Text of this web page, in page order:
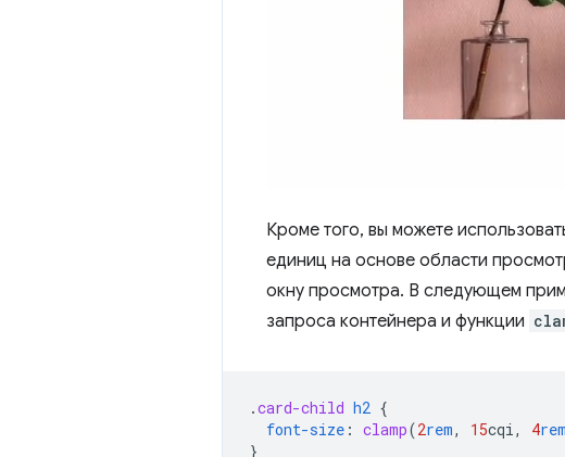
Кроме того, вы можете
единиц на основе области
окну просмотра. В следующем
запроса контейнера и функции
.card-child h2 {
font-size : clamp(2rem, 15cqi , 4rem
}